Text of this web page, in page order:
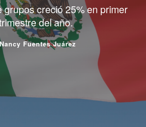
grupos creció 25% en primer
del año.
Nancy Fuentes Juárez